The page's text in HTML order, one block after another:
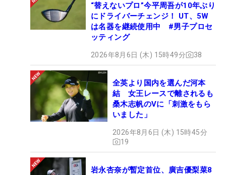
“替えないプロ”今平周吾が10年ぶり
にドライバーチェンジ！ UT、5W
は名器を継続使用中 #男子プロセ
ッティング
2026年8月6日 (木) 15時49分 38
全英より国内を選んだ河本
結 女王レースで離されるも
桑木志帆のVに「刺激をもら
いました」
2026年8月6日 (木) 15時45分
19
岩永杏奈が暫定首位、廣吉優梨菜8